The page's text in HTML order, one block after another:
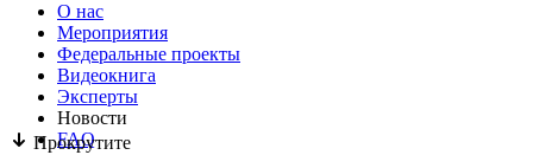
Прокрутите
О нас
Mероприятия
Федеральные проекты
Видеокнига
Эксперты
Новости
FAQ